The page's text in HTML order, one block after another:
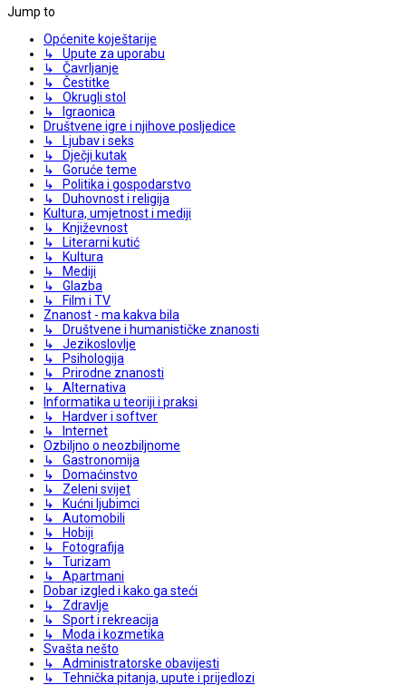
Jump to
Općenite koještarije
↳ Upute za uporabu
↳ Čavrljanje
↳ Čestitke
↳ Okrugli stol
↳ Igraonica
Društvene igre i njihove posljedice
↳ Ljubav i seks
↳ Dječji kutak
↳ Goruće teme
↳ Politika i gospodarstvo
↳ Duhovnost i religija
Kultura, umjetnost i mediji
↳ Književnost
↳ Literarni kutić
↳ Kultura
↳ Mediji
↳ Glazba
↳ Film i TV
Znanost - ma kakva bila
↳ Društvene i humanističke znanosti
↳ Jezikoslovlje
↳ Psihologija
↳ Prirodne znanosti
↳ Alternativa
Informatika u teoriji i praksi
↳ Hardver i softver
↳ Internet
Ozbiljno o neozbiljnome
↳ Gastronomija
↳ Domaćinstvo
↳ Zeleni svijet
↳ Kućni ljubimci
↳ Automobili
↳ Hobiji
↳ Fotografija
↳ Turizam
↳ Apartmani
Dobar izgled i kako ga steći
↳ Zdravlje
↳ Sport i rekreacija
↳ Moda i kozmetika
Svašta nešto
↳ Administratorske obavijesti
↳ Tehnička pitanja, upute i prijedlozi